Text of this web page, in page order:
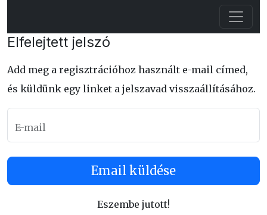
Elfelejtett jelszó
Add meg a regisztrációhoz használt e-mail címed,
és küldünk egy linket a jelszavad visszaállításához.
E-mail
Email küldése
Eszembe jutott!